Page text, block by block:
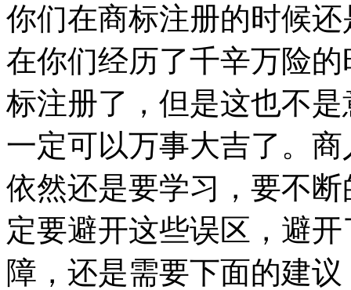
你们在商标注册的时候
在你们经历了千辛万险
标注册了，但是这也不
一定可以万事大吉了。
依然还是要学习，要不
定要避开这些误区，避
障，还是需要下面的建